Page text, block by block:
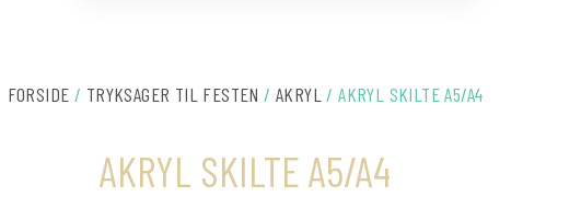
a
FORSIDE / TRYKSAGER TIL FESTEN / AKRYL / AKRYL SKILTE A5/A4
AKRYL SKILTE A5/A4